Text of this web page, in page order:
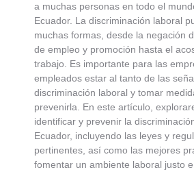
a muchas personas en todo el
Ecuador. La discriminación laboral
muchas formas, desde la negación
de empleo y promoción hasta el
trabajo. Es importante para las
empleados estar al tanto de las
discriminación laboral y tomar
prevenirla. En este artículo,
identificar y prevenir la
Ecuador, incluyendo las leyes y
pertinentes, así como las mejores
fomentar un ambiente laboral justo